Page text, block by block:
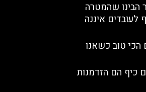
הבינו שהמטרה
לעובדים איננה
הכי טוב כשאנו
כיף הם הזדמנות